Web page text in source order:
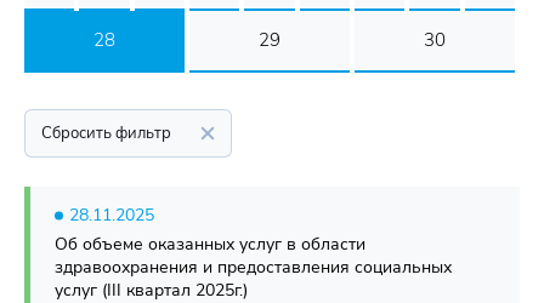
28 29 30
Сбросить фильтр
28.11.2025
Об объеме оказанных услуг в области
здравоохранения и предоставления социальных
услуг (III квартал 2025г.)